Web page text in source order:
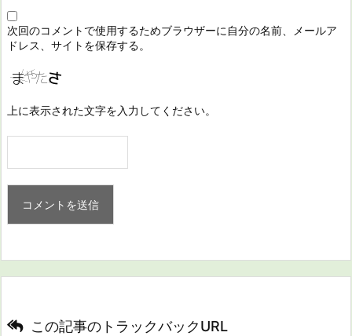
次回のコメントで使用するためブラウザーに自分の名前、メールア
ドレス、サイトを保存する。
上に表示された文字を入力してください。
この記事のトラックバックURL